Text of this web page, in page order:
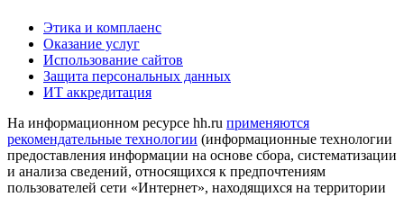
Этика и комплаенс
Оказание услуг
Использование сайтов
Защита персональных данных
ИТ аккредитация
На информационном ресурсе hh.ru применяются
рекомендательные технологии (информационные технологии
предоставления информации на основе сбора, систематизации
и анализа сведений, относящихся к предпочтениям
пользователей сети «Интернет», находящихся на территории